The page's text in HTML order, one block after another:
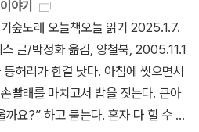
절지절 속삭이더군. “네(사람)가 나
만, 네가 나를 안 보고 짐을 보면 짐에
서 휙 날아가네. 어리벙벙했다. “뭐지?
고 놀랐다. 걷다가 멈춰서 멍하니 한
풀내음 없이 잿내음(시멘트)만 가득
민주시민 이야기》(정주진, 철수와
기》(안케 드브리스/박정화 옮김, 양
주희, 마녀의책장, 2009.10.20.)《가
림 옮김, 정신세계사, 1991.10.1.)《로
크스·짐 해스킨스/최성애 옮김, 문예
우리말꽃》, 《쉬운 말이 평화》, 《곁
께끼 동시》, 《시골에서 살림 짓는 즐
썼다. blog.naver.com/hbooklove
그림'은 잘못 그렸더라.나중에 다시
록 안 읽거나 밀치는 우리나라 같
푸는 배움살이(학교생활)’를 꼭 짚거
한다. ‘창비어린이’에서 마을책집에
림글’을 보니 ‘어린이문학에 담아야
이래야 할까? 왜 이러나? 시골에서
그리면 ‘공모전 자격미달’이네. 멧골
야기
숲노래 오늘책오늘 읽기 2025.1.7.
스 글/박정화 옮김, 양철북, 2005.11.1
허리가 한결 낫다. 아침에 씻으면서
빨래를 마치고서 밥을 짓는다. 큰아
까요?” 하고 묻는다. 혼자 다 할 수 있